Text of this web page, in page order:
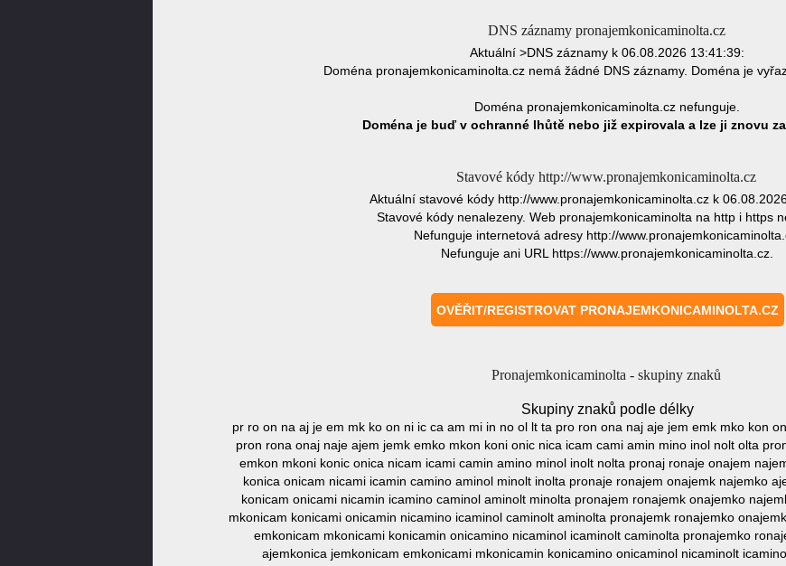
DNS záznamy pronajemkonicaminolta.cz
Aktuální >DNS záznamy k 06.08.2026 13:41:39:
Doména pronajemkonicaminolta.cz nemá žádné DNS záznamy. Doména je
Doména pronajemkonicaminolta.cz nefunguje.
Doména je buď v ochranné lhůtě nebo již expirovala a lze ji znovu
Stavové kódy http://www.pronajemkonicaminolta.cz
Aktuální stavové kódy http://www.pronajemkonicaminolta.cz k
Stavové kódy nenalezeny. Web pronajemkonicaminolta na http i https
Nefunguje internetová adresy http://
Nefunguje ani URL https://www.pronajemkonicaminolta.cz.
Pronajemkonicaminolta - skupiny znaků
Skupiny znaků podle délky
pr ro on na aj je em mk ko on ni ic ca am mi in no ol lt ta pro ron ona naj aje jem emk mko kon
pron rona onaj naje ajem jemk emko mkon koni onic nica icam cami amin mino inol nolt olta
emkon mkoni konic onica nicam icami camin amino minol inolt nolta pronaj ronaje onajem
konica onicam nicami icamin camino aminol minolt inolta pronaje ronajem onajemk najemko
konicam onicami nicamin icamino caminol aminolt minolta pronajem ronajemk onajemko
mkonicam konicami onicamin nicamino icaminol caminolt aminolta pronajemk ronajemko
emkonicam mkonicami konicamin onicamino nicaminol icaminolt caminolta pronajemko
ajemkonica jemkonicam emkonicami mkonicamin konicamino onicaminol nicaminolt